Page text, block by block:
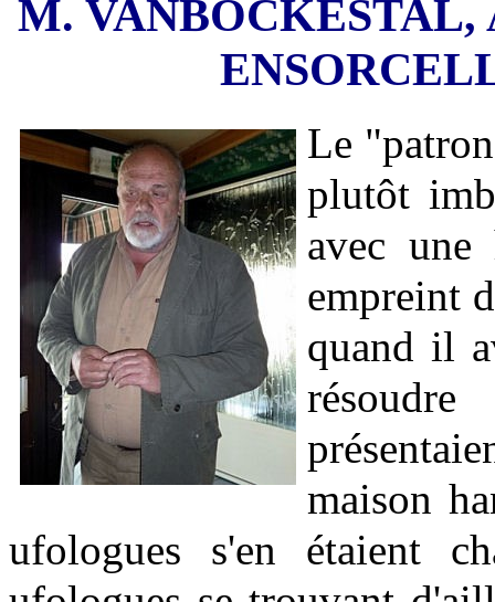
M.
Le
plutôt
avec une
empreint
quand il
maison
ufologues s'en étaient